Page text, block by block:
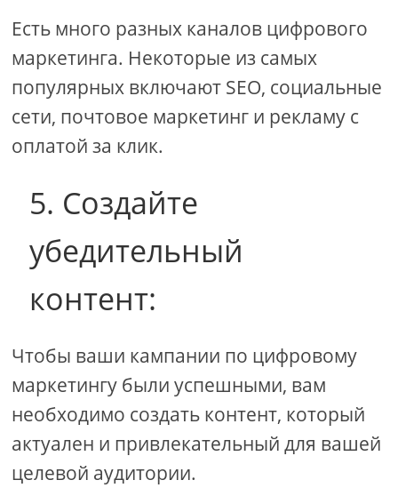
Есть много разных каналов цифрового
маркетинга. Некоторые из самых
популярных включают SEO, социальные
сети, почтовое маркетинг и рекламу с
оплатой за клик.
5. Создайте
убедительный
контент:
Чтобы ваши кампании по цифровому
маркетингу были успешными, вам
необходимо создать контент, который
актуален и привлекательный для вашей
целевой аудитории.